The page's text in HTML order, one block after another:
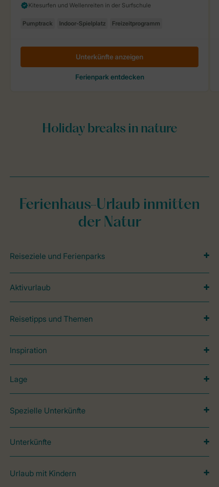
Ferienhaus-Urlaub inmitten
der Natur
Reiseziele und Ferienparks
Aktivurlaub
Reisetipps und Themen
Inspiration
Lage
Spezielle Unterkünfte
Unterkünfte
Urlaub mit Kindern